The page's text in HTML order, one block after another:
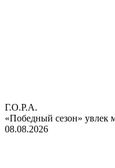
Г.О.Р.А.
«Победный сезон» увлек
08.08.2026